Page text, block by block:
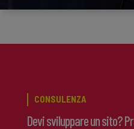
CONSULENZA
Devi sviluppare un sito?